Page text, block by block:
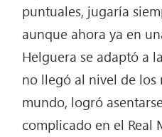
puntuales, jugaría
aunque ahora ya en
Helguera se adaptó a
no llegó al nivel de los
mundo, logró
complicado en el Real